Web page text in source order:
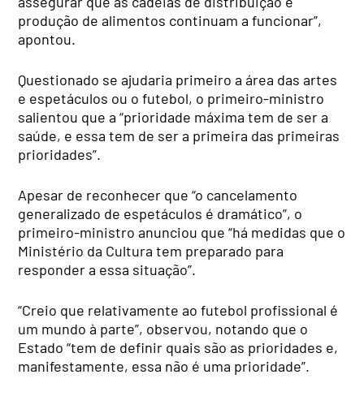
produção de alimentos continuam a funcionar”,
apontou.
Questionado se ajudaria primeiro a área das artes
e espetáculos ou o futebol, o primeiro-ministro
salientou que a “prioridade máxima tem de ser a
saúde, e essa tem de ser a primeira das primeiras
prioridades”.
Apesar de reconhecer que “o cancelamento
generalizado de espetáculos é dramático”, o
primeiro-ministro anunciou que “há medidas que o
Ministério da Cultura tem preparado para
responder a essa situação”.
“Creio que relativamente ao futebol profissional é
um mundo à parte”, observou, notando que o
Estado “tem de definir quais são as prioridades e,
manifestamente, essa não é uma prioridade”.